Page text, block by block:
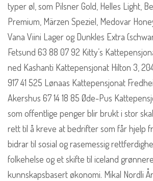
typer øl, som Pilsner Gold, Helles Light,
Premium, Märzen Speziel, Medovar
Vana Viini Lager og Dunkles Extra
Fetsund 63 88 07 92 Kitty’s
ned Kashanti Kattepensjonat Hilton 3,
917 41 525 Lønaas Kattepensjonat
Akershus 67 14 18 85 Øde-Pus
som offentlige penger blir brukt i stor
rett til å kreve at bedrifter som får hjelp
bidrar til sosial og rasemessig
folkehelse og et skifte til iceland
kunnskapsbasert økonomi. Mikal Nordli